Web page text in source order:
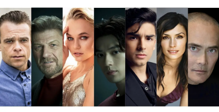
2.5次元 配信・Vtuber トレンド 無料マンガ
最新記事一覧
アニメ記事一覧 声優記事一覧
アニメ映画一覧 実写化映画一覧
今期アニメ曜日別一覧